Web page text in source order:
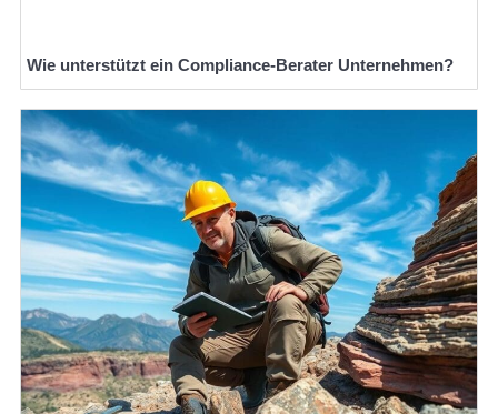
Wie unterstützt ein Compliance-Berater Unternehmen?